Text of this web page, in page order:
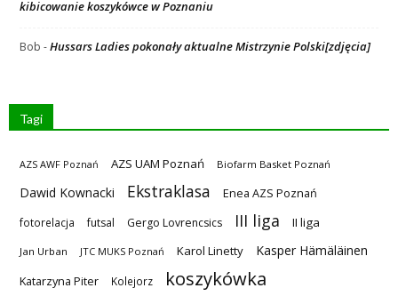
kibicowanie koszykówce w Poznaniu
Bob -Hussars Ladies pokonały aktualne Mistrzynie Polski[zdjęcia]
Tagi
AZS AWF Poznań AZS UAM Poznań Biofarm Basket Poznań
Dawid Kownacki Ekstraklasa Enea AZS Poznań
fotorelacja futsal Gergo Lovrencsics III liga II liga
Jan Urban JTC MUKS Poznań Karol Linetty Kasper Hämäläinen
Katarzyna Piter Kolejorz koszykówka